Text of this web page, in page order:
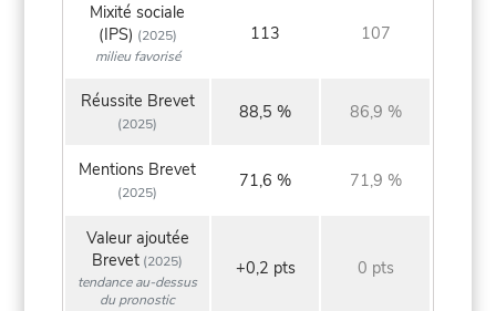
Mixité sociale
(IPS) (2025)
milieu favorisé
113 107
Réussite Brevet
(2025)
88,5 % 86,9 %
Mentions Brevet
(2025)
71,6 % 71,9 %
Valeur ajoutée
Brevet (2025)
tendance au-dessus
du pronostic
+0,2 pts 0 pts